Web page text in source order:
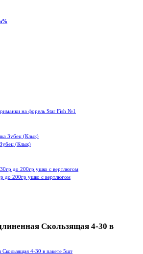
на форель Star Fish №1
(Клык)
до 200гр ушко с вертлюгом
Скользящая 4-30 в